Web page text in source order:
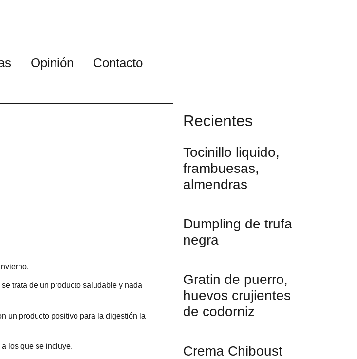
Opinión Contacto
trata de un producto saludable y nada
un producto positivo para la digestión la
los que se incluye.
Recientes
Tocinillo liquido,
frambuesas,
almendras
Dumpling de trufa
negra
Gratin de puerro,
huevos crujientes
de codorniz
Crema Chiboust